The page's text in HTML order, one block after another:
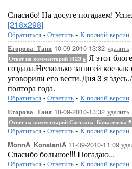
Спасибо! На досуге погадаем!
[218x298]
Обратиться - Ответить - К полной версии
Егорова_Таня 10-09-2010-13:32 удалить
Ответ на комментарий tlf23 # Я этот
создала.Несколько записей кое-
уговорили его вести.Дня 3 я
полтора года.
Обратиться - Ответить - К полной версии
Егорова_Таня 10-09-2010-13:32 удалить
Ответ на комментарий Светлана_Ковалевска #
Обратиться - Ответить - К полной версии
MonnA_KonstantA 11-09-2010-11:09
Спасибо большое!!! Погадаю...
Обратиться - Ответить - К полной версии